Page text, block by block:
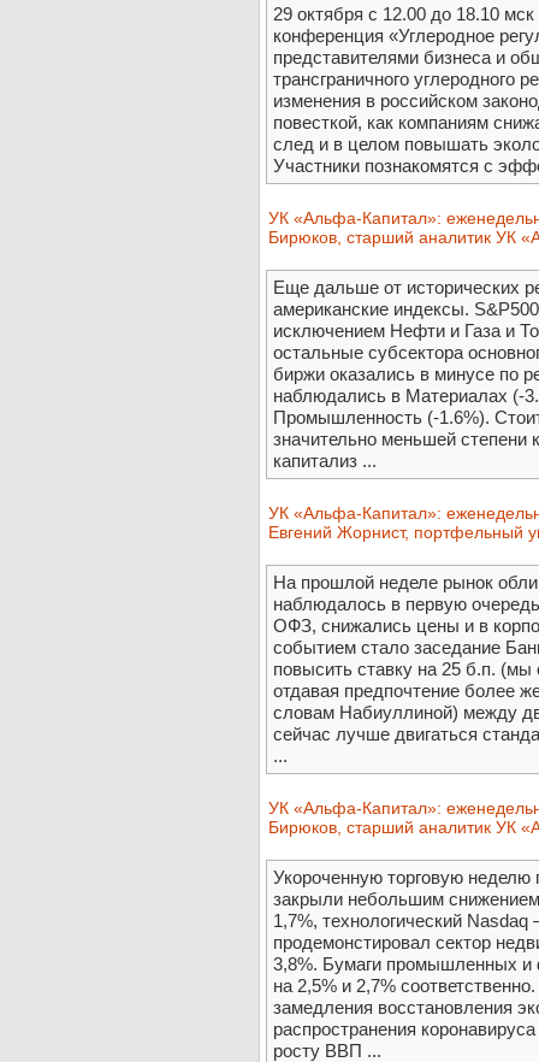
29 октября с 12.00 до 18.10
конференция «Углеродное
представителями бизнеса и
трансграничного углеродного
изменения в российском
повесткой, как компаниям
след и в целом повышать
Участники познакомятся с
УК «Альфа-Капитал»:
Бирюков, старший аналитик УК
Еще дальше от исторических
американские индексы.
исключением Нефти и Газа и
остальные субсектора
биржи оказались в минусе по
наблюдались в Материалах (-
Промышленность (-1.6%).
значительно меньшей степени
капитализ ...
УК «Альфа-Капитал»:
Евгений Жорнист, портфельный
На прошлой неделе рынок
наблюдалось в первую
ОФЗ, снижались цены и в
событием стало заседание
повысить ставку на 25 б.п.
отдавая предпочтение более
словам Набиуллиной) между
сейчас лучше двигаться
...
УК «Альфа-Капитал»:
Бирюков, старший аналитик УК
Укороченную торговую неделю
закрыли небольшим
1,7%, технологический
продемонстировал сектор
3,8%. Бумаги промышленных и
на 2,5% и 2,7%
замедления восстановления
распространения
росту ВВП ...